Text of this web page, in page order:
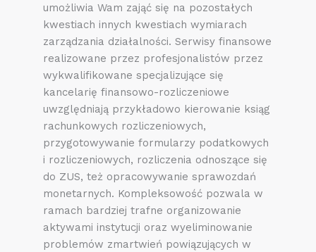
umożliwia Wam zająć się na pozostałych
kwestiach innych kwestiach wymiarach
zarządzania działalności. Serwisy finansowe
realizowane przez profesjonalistów przez
wykwalifikowane specjalizujące się
kancelarię finansowo-rozliczeniowe
uwzględniają przykładowo kierowanie ksiąg
rachunkowych rozliczeniowych,
przygotowywanie formularzy podatkowych
i rozliczeniowych, rozliczenia odnoszące się
do ZUS, też opracowywanie sprawozdań
monetarnych. Kompleksowość pozwala w
ramach bardziej trafne organizowanie
aktywami instytucji oraz wyeliminowanie
problemów zmartwień powiązujących w